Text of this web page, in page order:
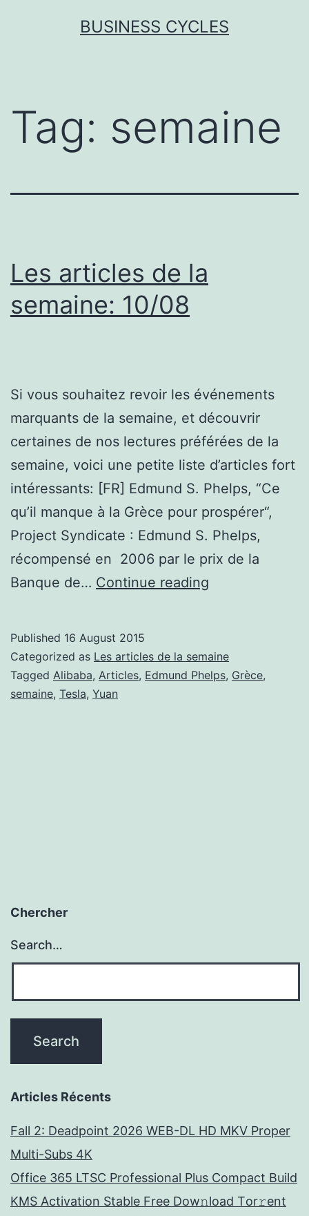
BUSINESS CYCLES
Tag: semaine
Les articles de la
semaine: 10/08
Si vous souhaitez revoir les événements
marquants de la semaine, et découvrir
certaines de nos lectures préférées de la
semaine, voici une petite liste d’articles fort
intéressants: [FR] Edmund S. Phelps, “Ce
qu’il manque à la Grèce pour prospérer“,
Project Syndicate : Edmund S. Phelps,
récompensé en 2006 par le prix de la
Banque de… Continue reading
la
semaine:
Published 16 August 2015
Categorized as Les articles de la semaine
Tagged Alibaba, Articles, Edmund Phelps, Grèce,
semaine, Tesla, Yuan
Chercher
Search…
Articles Récents
Fall 2: Deadpoint 2026 WEB-DL HD MKV Proper
Multi-Subs 4K
Office 365 LTSC Professional Plus Compact Build
KMS Activation Stable Frее Dow𝚗load Tоr𝚛ent